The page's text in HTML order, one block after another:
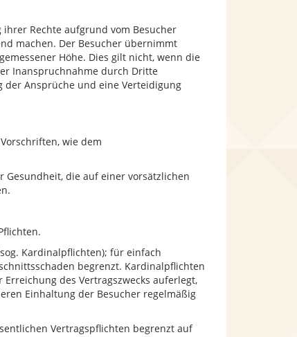
Rechte aufgrund vom Besucher
machen. Der Besucher übernimmt
Höhe. Dies gilt nicht, wenn die
Inanspruchnahme durch Dritte
Ansprüche und eine Verteidigung
wie dem
Gesundheit, die auf einer vorsätzlichen
Kardinalpflichten); für einfach
begrenzt. Kardinalpflichten
des Vertragszwecks auferlegt,
Einhaltung der Besucher regelmäßig
Vertragspflichten begrenzt auf